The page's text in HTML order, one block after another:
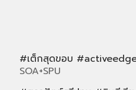
#เต็กสุดขอบ #activeed
SOA+SPU